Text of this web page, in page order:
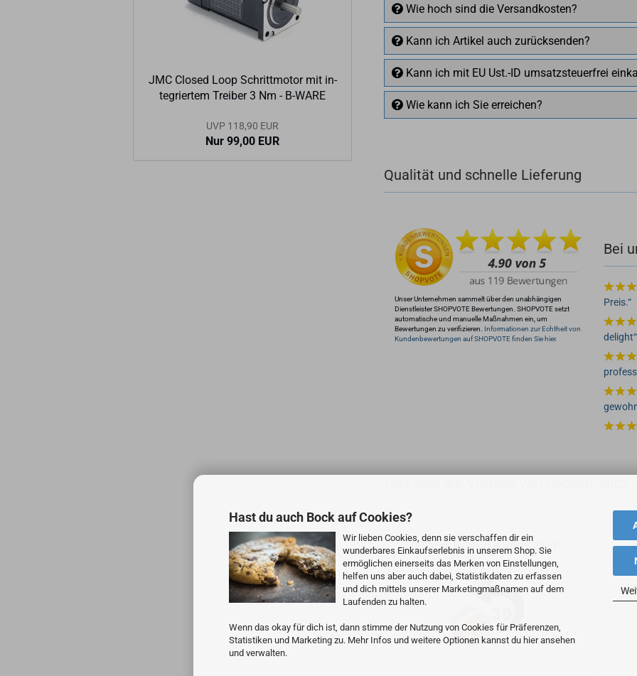
Hast du auch Bock auf Cookies?
Wir lieben Cookies, denn sie verschaffen dir ein
wunderbares Einkaufserlebnis in unserem Shop. Sie
ermöglichen einerseits das Merken von Einstellungen,
helfen uns aber auch dabei, Statistikdaten zu erfassen
und dich mittels unserer Marketingmaßnamen auf dem
Laufenden zu halten.
Wenn das okay für dich ist, dann stimme der Nutzung von Cookies für Präferenzen,
Statistiken und Marketing zu. Mehr Infos und weitere Optionen kannst du hier ansehen
und verwalten.
Wie hoch sind die Versandkosten?
Kann ich Artikel auch zurücksenden?
Kann ich mit EU Ust.-ID umsatzsteuerfrei
Wie kann ich Sie erreichen?
info@rocketronics.de
Qualität und schnelle Lieferung
Unser Unternehmen sammelt über den unabhängigen
Dienstleister SHOPVOTE Bewertungen. SHOPVOTE setzt
automatische und manuelle Maßnahmen ein, um
Bewertungen zu verifizieren. Informationen zur Echtheit von
Kundenbewertungen auf SHOPVOTE finden Sie hier.
Bei
Preis.
delight
Ohne Risiko einkaufen!
JMC Clo­sed Loop Schritt­mo­tor mit in­
te­grier­tem Trei­ber 3 Nm - B-​WARE
UVP 118,90 EUR
Nur 99,00 EUR